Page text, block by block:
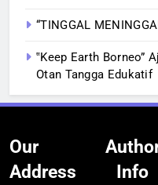
“TINGGAL
‟Keep Earth Borneo”
Otan Tangga Edukatif
Our
Address
Info
BERITA